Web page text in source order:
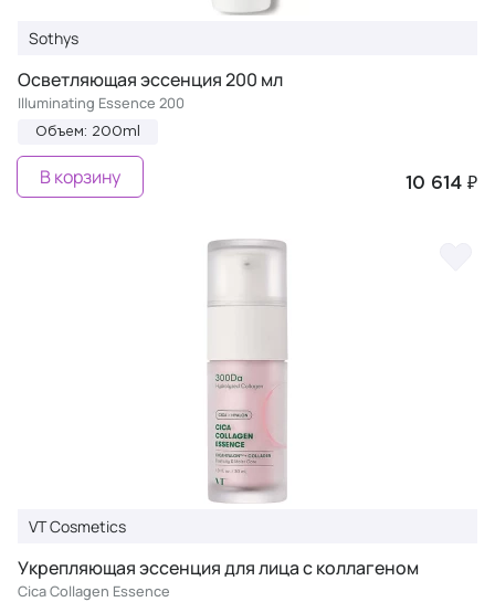
Sothys
Осветляющая эссенция 200 мл
Illuminating Essence 200
Объем: 200ml
10 614 ₽
В корзину
VT Cosmetics
Укрепляющая эссенция для лица с коллагеном
Cica Collagen Essence